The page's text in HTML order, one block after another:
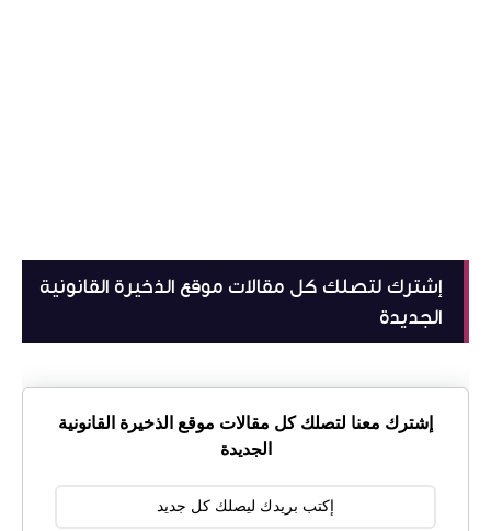
إشترك لتصلك كل مقالات موقع الذخيرة القانونية
الجديدة
إشترك معنا لتصلك كل مقالات موقع الذخيرة القانونية
الجديدة